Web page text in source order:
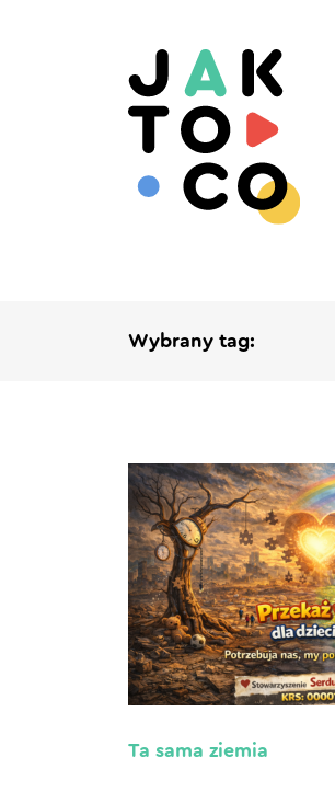
Wybrany tag:
Ta sama ziemia